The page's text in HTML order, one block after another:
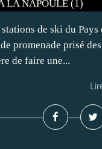
de ski du
promenade prisé
de faire une...